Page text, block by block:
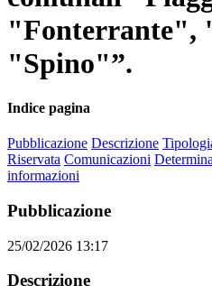
"Fonterrante",
"Spino"”.
Indice pagina
Pubblicazione Descrizione
Riservata Comunicazioni
informazioni
Pubblicazione
25/02/2026 13:17
Descrizione